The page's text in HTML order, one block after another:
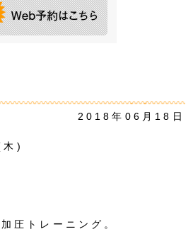
2018年06月18日
)
圧トレーニング。